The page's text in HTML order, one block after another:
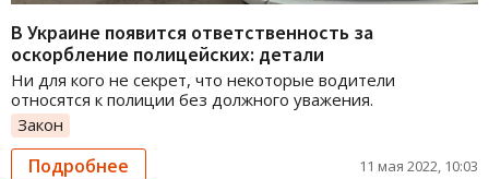
В Украине появится ответственность за
оскорбление полицейских: детали
Ни для кого не секрет, что некоторые водители
относятся к полиции без должного уважения.
Закон
Подробнее 11 мая 2022, 10:03